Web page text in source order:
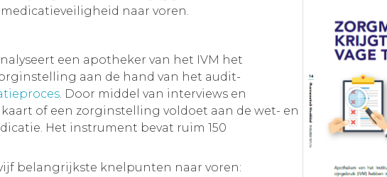
naar voren.
een apotheker van het IVM het
aan de hand van het audit-
. Door middel van interviews en
of een zorginstelling voldoet aan de wet- en
Het instrument bevat ruim 150
belangrijkste knelpunten naar voren: